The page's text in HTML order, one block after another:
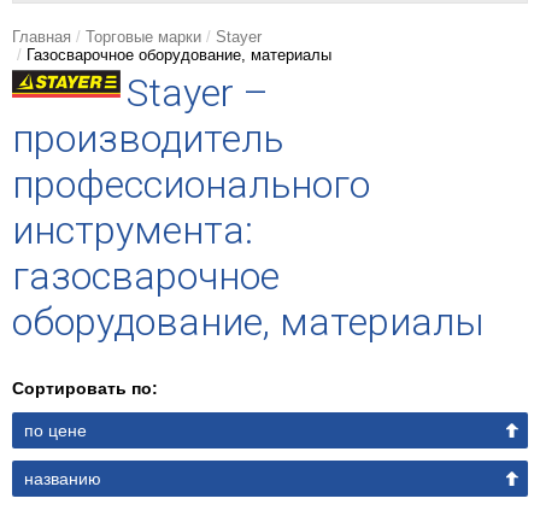
Главная Торговые марки
Stayer
Газосварочное оборудование, материалы
Stayer –
производитель
профессионального
инструмента:
газосварочное
оборудование, материалы
Сортировать по:
по цене
названию